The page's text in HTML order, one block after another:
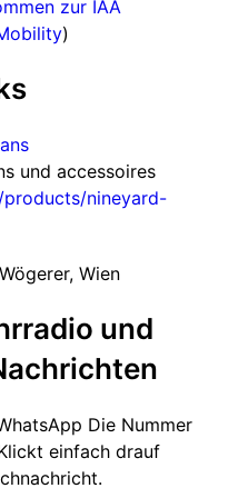
zur IAA
)
und accessoires
nineyard-
Wien
und
Die Nummer
einfach drauf